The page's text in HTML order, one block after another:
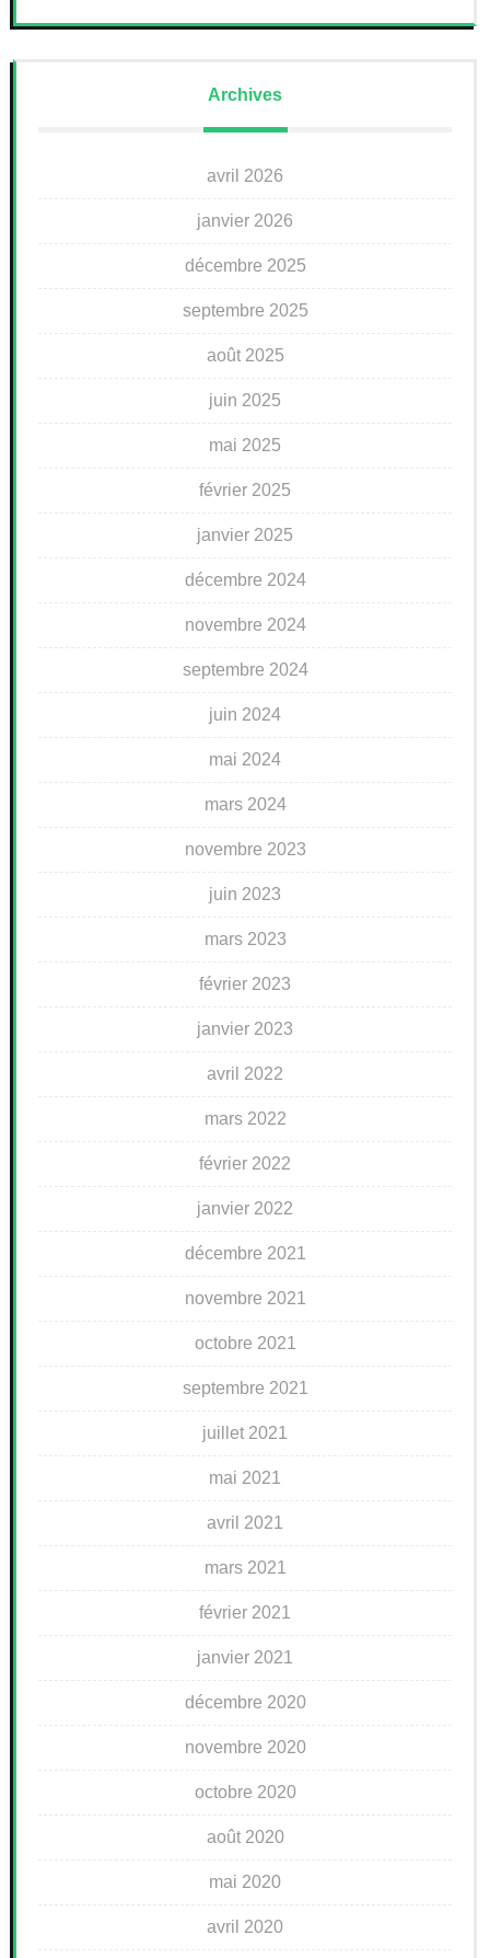
Archives
avril 2026
janvier 2026
décembre 2025
septembre 2025
août 2025
juin 2025
mai 2025
février 2025
janvier 2025
décembre 2024
novembre 2024
septembre 2024
juin 2024
mai 2024
mars 2024
novembre 2023
juin 2023
mars 2023
février 2023
janvier 2023
avril 2022
mars 2022
février 2022
janvier 2022
décembre 2021
novembre 2021
octobre 2021
septembre 2021
juillet 2021
mai 2021
avril 2021
mars 2021
février 2021
janvier 2021
décembre 2020
novembre 2020
octobre 2020
août 2020
mai 2020
avril 2020